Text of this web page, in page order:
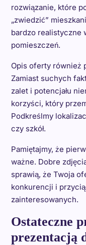
rozwiązanie, które
„zwiedzić”
bardzo realistyczne
pomieszczeń.
Opis oferty również
Zamiast suchych
zalet i potencjału
korzyści, który
Podkreślmy
czy szkół.
Pamiętajmy, że
ważne. Dobre
sprawią, że Twoja
konkurencji i
zainteresowanych.
Ostateczne
prezentacją